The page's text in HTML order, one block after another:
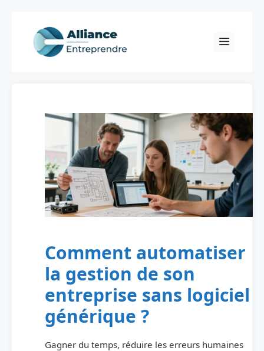
content
Menu
Comment automatiser
la gestion de son
entreprise sans logiciel
générique ?
Gagner du temps, réduire les erreurs humaines